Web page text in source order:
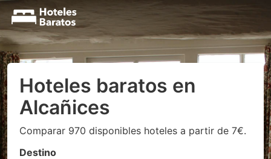
Hoteles baratos en
Alcañices
Comparar 970 disponibles hoteles a partir de 7€.
Destino